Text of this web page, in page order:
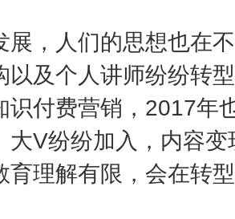
人们的思想也在不
以及个人讲师纷纷转
识付费营销，2017年
大V纷纷加入，内容
育理解有限，会在转